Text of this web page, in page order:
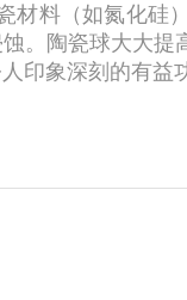
材料（如氮化硅
。陶瓷球大大提
印象深刻的有益